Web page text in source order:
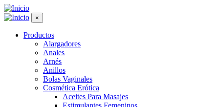
×
Productos
Alargadores
Anales
Arnés
Anillos
Bolas Vaginales
Cosmética Erótica
Aceites Para Masajes
Estimulantes Femeninos